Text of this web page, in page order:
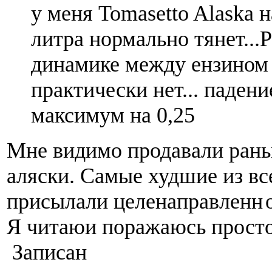
у меня Tomasetto Alaska
литра нормально
динамике между ензином
практически нет...
максимум на 0,25
Мне видимо продавали
аляски. Самые худшие из
присылали целенаправленн
Я читаюи поражаюсь
Записан